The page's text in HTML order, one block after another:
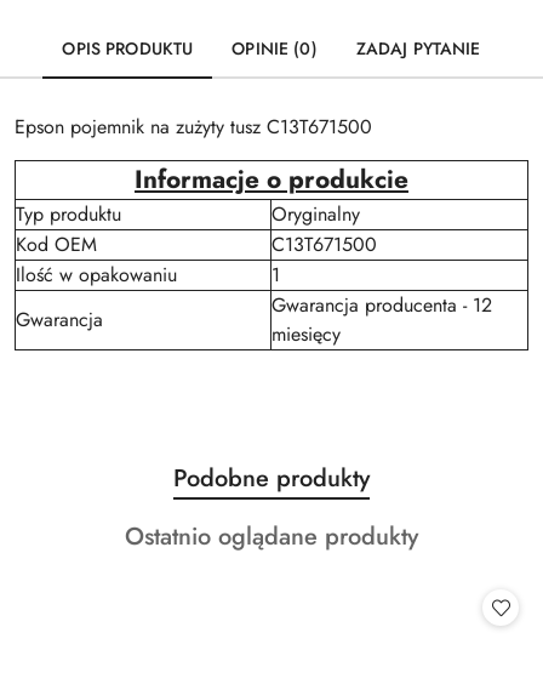
OPIS PRODUKTU OPINIE (0) ZADAJ PYTANIE
Epson pojemnik na zużyty tusz C13T671500
Informacje o produkcie
Typ produktu
Oryginalny
Kod OEM
C13T671500
Ilość w opakowaniu
1
Gwarancja
Gwarancja producenta - 12
miesięcy
Pomiń karuzelę produktów
Produkty
o
statusie:
Podobne produkty
Produkty
Ostatnio oglądane produkty